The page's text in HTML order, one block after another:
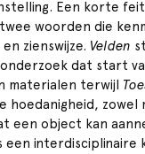
Een korte
woorden die
zienswijze. Velden
dat start
materialen terwijl
hoedanigheid, zowel
een object kan
een interdisciplinaire